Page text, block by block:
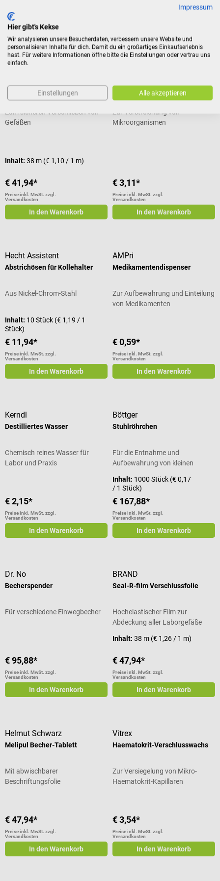
Preise inkl. MwSt. zzgl.
Versandkosten
In den Warenkorb
Parafilm M Verschlussfolie
Zum sicheren Verschließen von
Gefäßen
Inhalt: 38 m (€ 1,10 / 1 m)
€ 41,94*
Preise inkl. MwSt. zzgl.
Versandkosten
In den Warenkorb
Drigalskispatel
Zur Verstreichung von
Mikroorganismen
€ 3,11*
Preise inkl. MwSt. zzgl.
Versandkosten
In den Warenkorb
Hecht Assistent
Abstrichösen für Kollehalter
Aus Nickel-Chrom-Stahl
Inhalt: 10 Stück (€ 1,19 / 1
Stück)
€ 11,94*
Preise inkl. MwSt. zzgl.
Versandkosten
In den Warenkorb
AMPri
Medikamentendispenser
Zur Aufbewahrung und Einteilung
von Medikamenten
€ 0,59*
Preise inkl. MwSt. zzgl.
Versandkosten
In den Warenkorb
Kerndl
Destilliertes Wasser
Chemisch reines Wasser für
Labor und Praxis
€ 2,15*
Preise inkl. MwSt. zzgl.
Versandkosten
In den Warenkorb
Böttger
Stuhlröhrchen
Für die Entnahme und
Aufbewahrung von kleinen
Inhalt: 1000 Stück (€ 0,17
/ 1 Stück)
€ 167,88*
Preise inkl. MwSt. zzgl.
Versandkosten
In den Warenkorb
Dr. No
Becherspender
Für verschiedene Einwegbecher
€ 95,88*
Preise inkl. MwSt. zzgl.
Versandkosten
In den Warenkorb
BRAND
Seal-R-film Verschlussfolie
Hochelastischer Film zur
Abdeckung aller Laborgefäße
Inhalt:38 m (€ 1,26 / 1 m)
€ 47,94*
Preise inkl. MwSt. zzgl.
Versandkosten
In den Warenkorb
Helmut Schwarz
Melipul Becher-Tablett
Mit abwischbarer
Beschriftungsfolie
€ 47,94*
Preise inkl. MwSt. zzgl.
Versandkosten
In den Warenkorb
Vitrex
Haematokrit-Verschlusswachs
Zur Versiegelung von Mikro-
Haema­tokrit-Kapillaren
€ 3,54*
Preise inkl. MwSt. zzgl.
Versandkosten
In den Warenkorb
Impressum
Hier gibt's Kekse
Wir analysieren unsere Besucherdaten, verbessern unsere Website und
personalisieren Inhalte für dich. Damit du ein großartiges Einkaufserlebnis
hast. Für weitere Informationen öffne bitte die Einstellungen oder vertrau uns
einfach.
Einstellungen Alle akzeptieren